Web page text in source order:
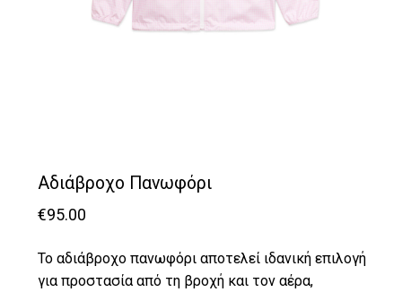
Αδιάβροχο Πανωφόρι
€95.00
Το αδιάβροχο πανωφόρι αποτελεί ιδανική επιλογή
για προστασία από τη βροχή και τον αέρα,